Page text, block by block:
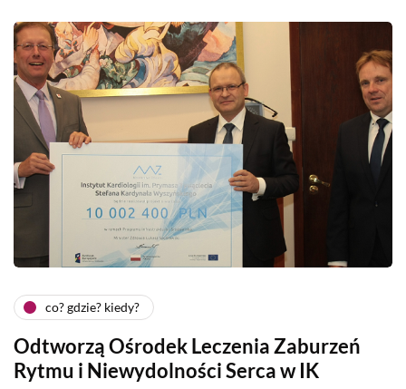
co? gdzie? kiedy?
Odtworzą Ośrodek Leczenia Zaburzeń
Rytmu i Niewydolności Serca w IK